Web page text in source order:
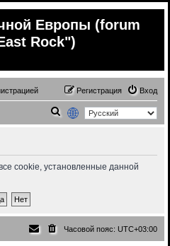
Европы (forum
Rock")
Вход
Регистрация
cookie, установленные данной
Часовой пояс: UTC+03:00